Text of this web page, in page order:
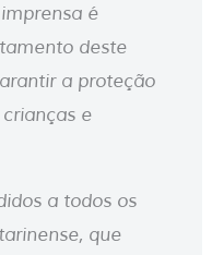
é
deste
a proteção
e
a todos os
que